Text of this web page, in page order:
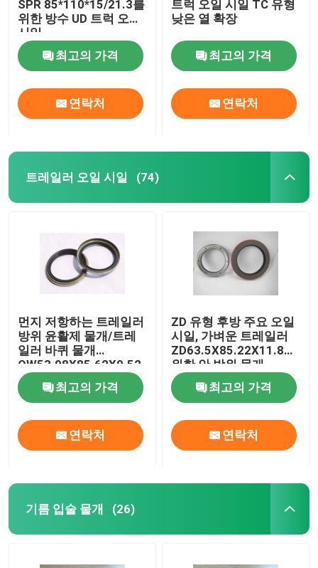
SPR 85*110*15/21.3를
위한 방수 UD 트럭 오일
시일
최고의 가격
연락처
트럭 오일 시일 TC 유형
낮은 열 확장
최고의 가격
연락처
트레일러 오일 시일 (74)
먼지 저항하는 트레일러
방위 윤활제 물개/트레
일러 바퀴 물개
OW53.98X85.62X9.52
최고의 가격
연락처
ZD 유형 후방 주요 오일
시일, 가벼운 트레일러
ZD63.5X85.22X11.8를
위한 안 방위 물개
최고의 가격
연락처
기름 입술 물개 (26)